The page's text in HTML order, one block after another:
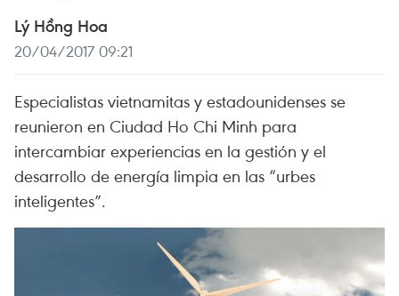
Lý Hồng Hoa
20/04/2017 09:21
Especialistas vietnamitas y estadounidenses se
reunieron en Ciudad Ho Chi Minh para
intercambiar experiencias en la gestión y el
desarrollo de energía limpia en las “urbes
inteligentes”.